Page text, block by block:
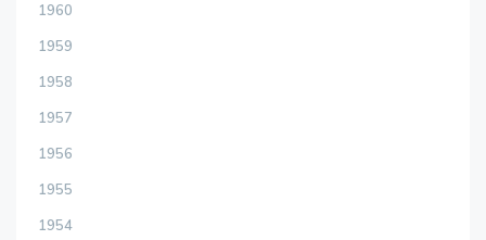
1960
1959
1958
1957
1956
1955
1954